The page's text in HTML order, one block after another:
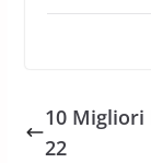
10
22